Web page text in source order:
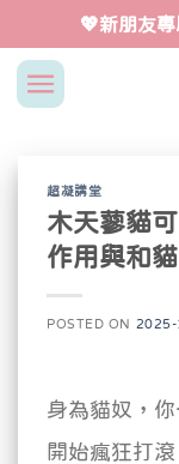
content
💖新朋友
超凝講堂
木天蓼貓
作用與和
POSTED ON
身為貓奴，
開始瘋狂打